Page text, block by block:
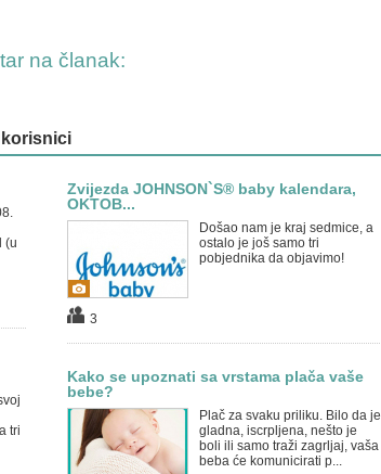
na članak:
(u
Zvijezda JOHNSON`S® baby kalendara,
OKTOB...
Došao nam je kraj sedmice, a
ostalo je još samo tri
pobjednika da objavimo!
3
tri
Kako se upoznati sa vrstama plača vaše
bebe?
Plač za svaku priliku. Bilo da je
gladna, iscrpljena, nešto je
boli ili samo traži zagrljaj, vaša
beba će komunicirati p...